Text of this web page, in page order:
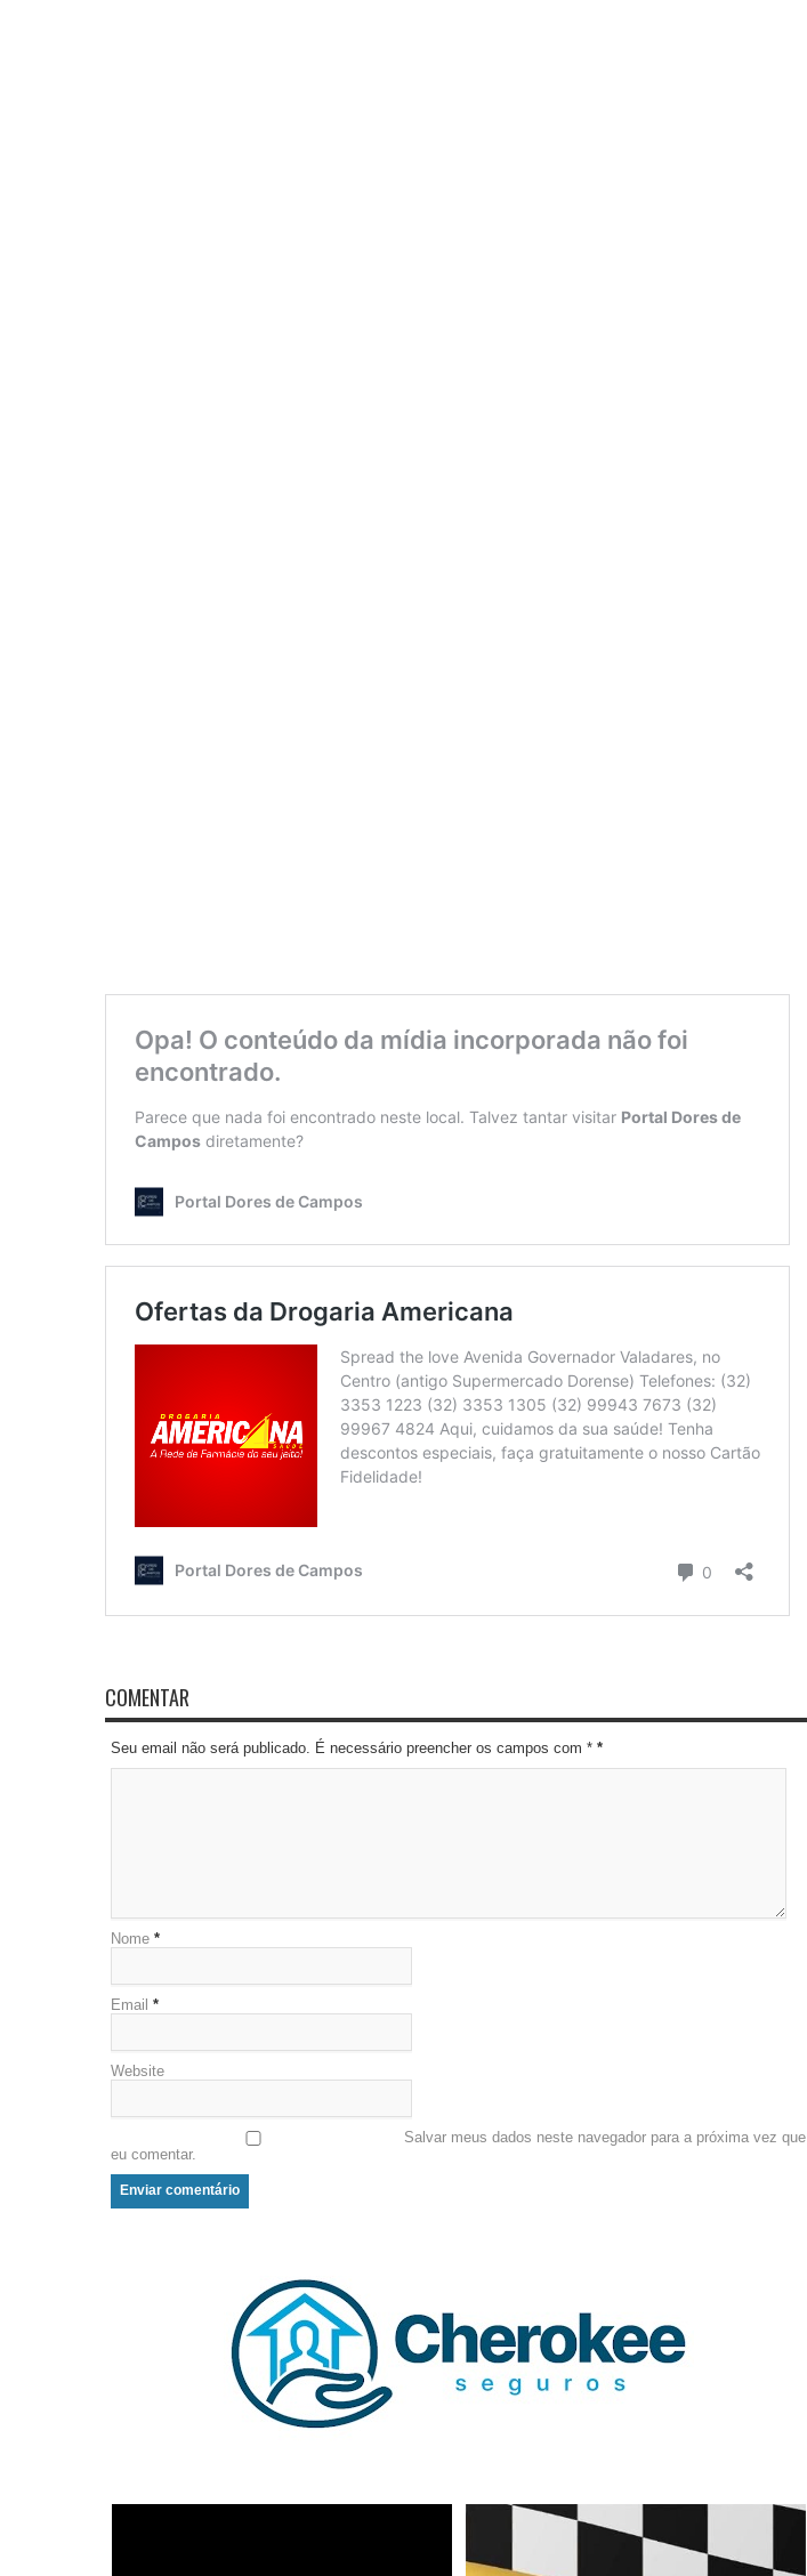
COMENTAR
Seu email não será publicado. É necessário preencher os campos com * *
Nome *
Email *
Website
Salvar meus dados neste navegador para a próxima vez que
eu comentar.